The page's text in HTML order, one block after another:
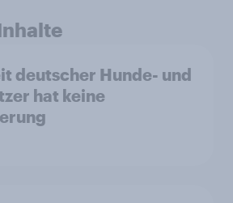
deutscher Hunde- und
hat keine